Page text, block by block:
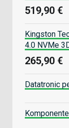
519,90 €
Kingston
4.0 NVMe
265,90 €
Datatronic